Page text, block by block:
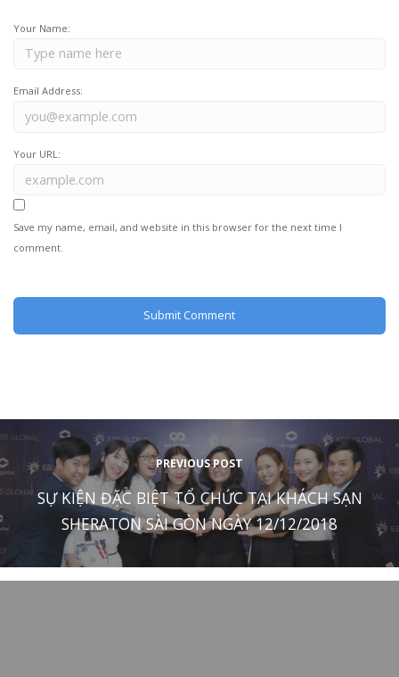
Your Name:
Email Address:
Your URL:
Save my name, email, and website in this browser for the next time I
comment.
PREVIOUS POST
SỰ KIỆN ĐẶC BIỆT TỔ CHỨC TẠI KHÁCH SẠN
SHERATON SÀI GÒN NGÀY 12/12/2018